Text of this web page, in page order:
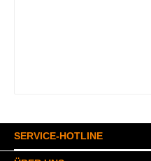
SERVICE-HOTLINE